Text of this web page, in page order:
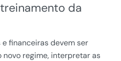
da
financeiras devem ser
regime, interpretar as